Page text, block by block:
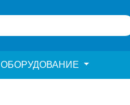
ОБОРУДОВАНИЕ